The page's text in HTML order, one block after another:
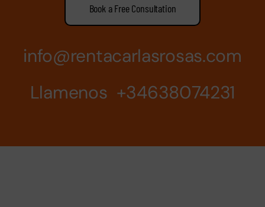
Book a Free Consultation
info@rentacarlasrosas.com
Llamenos +34638074231